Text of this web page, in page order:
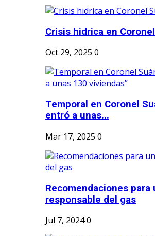
Crisis hidrica en
Oct 29, 2025 0
Temporal en Coronel
entró a unas...
Mar 17, 2025 0
Recomendaciones para
responsable del gas
Jul 7, 20240